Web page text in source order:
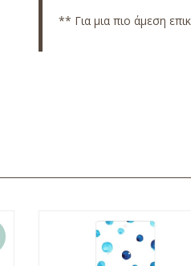
** Για μια πιο άμεση